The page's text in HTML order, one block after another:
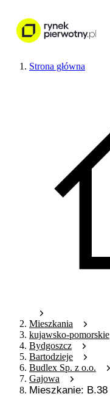
Strona główna
Mieszkania
kujawsko-pomorskie
Bydgoszcz
Bartodzieje
Budlex Sp. z o.o.
Gajowa
Mieszkanie: B.38